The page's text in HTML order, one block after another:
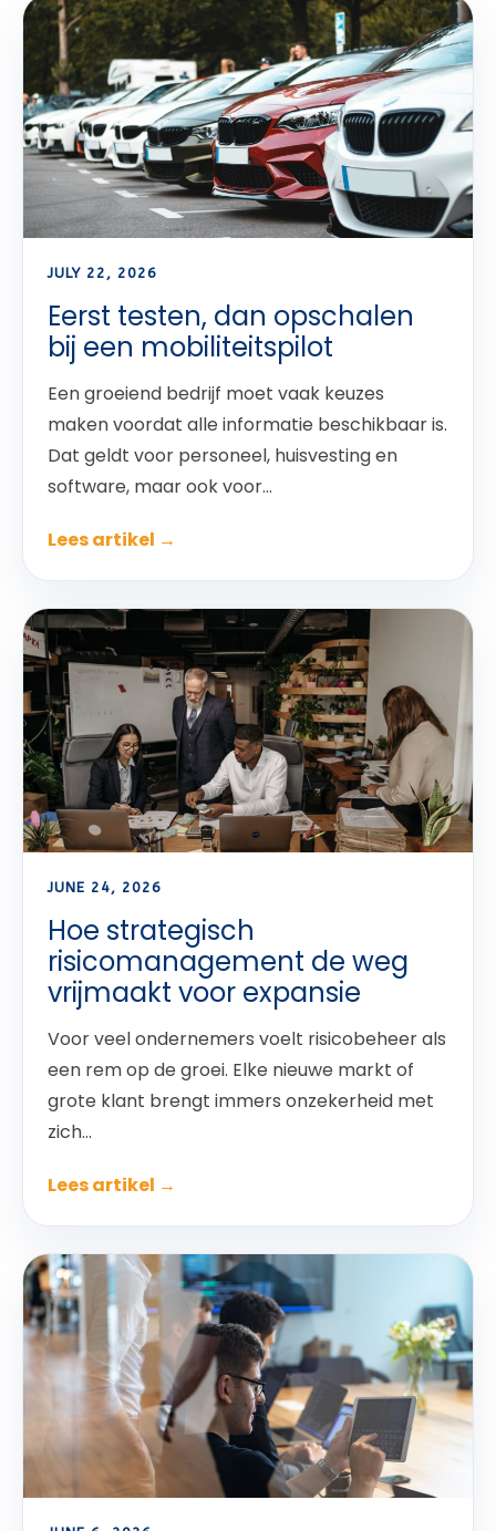
JULY 22, 2026
Eerst testen, dan opschalen
bij een mobiliteitspilot
Een groeiend bedrijf moet vaak keuzes
maken voordat alle informatie beschikbaar is.
Dat geldt voor personeel, huisvesting en
software, maar ook voor...
Lees artikel →
JUNE 24, 2026
Hoe strategisch
risicomanagement de weg
vrijmaakt voor expansie
Voor veel ondernemers voelt risicobeheer als
een rem op de groei. Elke nieuwe markt of
grote klant brengt immers onzekerheid met
zich...
Lees artikel →